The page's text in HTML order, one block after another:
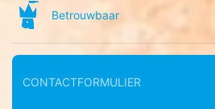
Betrouwbaar
CONTACTFORMULIER